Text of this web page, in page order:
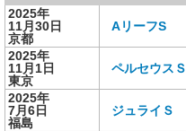
2025年
11月30日
京都
AリーフS
2025年
11月1日
東京
ペルセウスＳ
2025年
7月6日
福島
ジュライＳ